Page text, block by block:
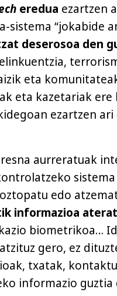
eredua ezartzen
“jokabide
deserosoa den
eta
eta kazetariak ere
ezartzen ari
aurreratuak
sistema
edo
informazioa
biometrikoa…
gero, ez
txatak,
informazio guztia